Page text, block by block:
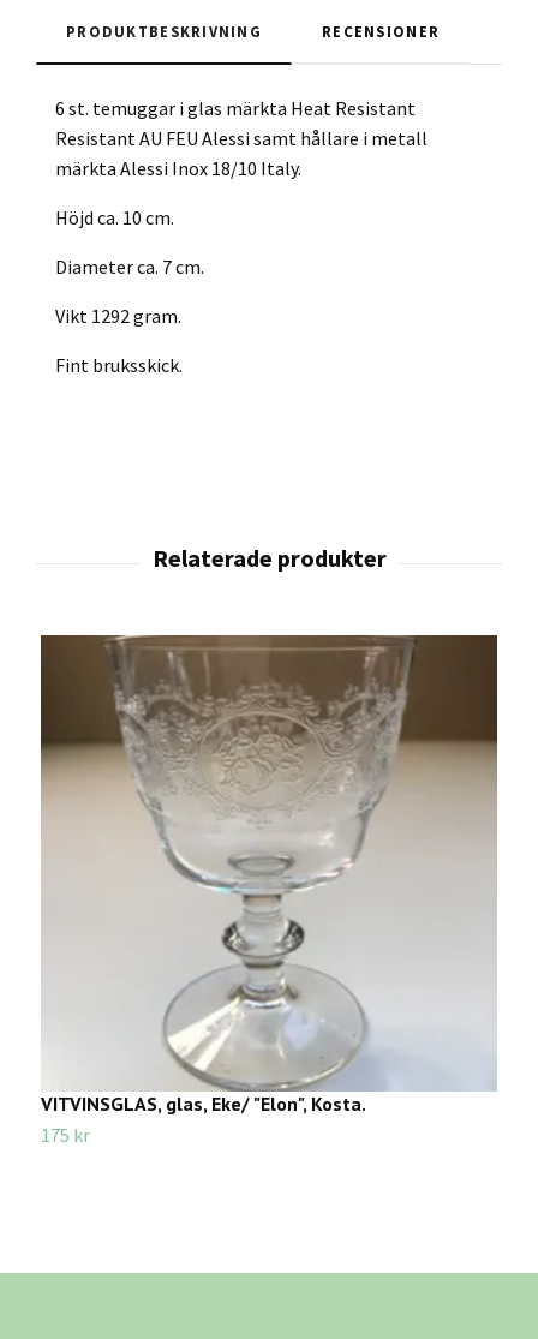
PRODUKTBESKRIVNING RECENSIONER
6 st. temuggar i glas märkta Heat Resistant
Resistant AU FEU Alessi samt hållare i metall
märkta Alessi Inox 18/10 Italy.
Höjd ca. 10 cm.
Diameter ca. 7 cm.
Vikt 1292 gram.
Fint bruksskick.
VITVINSGLAS, glas, Eke/ "Elon", Kosta.
175 kr